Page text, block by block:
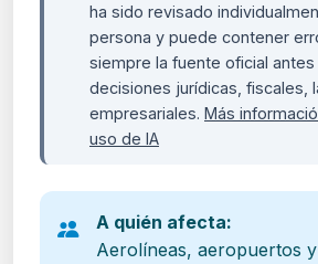
ha sido revisado
persona y puede contener
siempre la fuente oficial
decisiones jurídicas, fiscales,
empresariales. Más
uso de IA
A quién afecta:
Aerolíneas, aeropuertos